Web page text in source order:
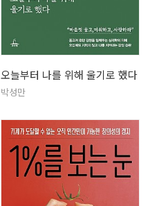
오늘부터 나를 위해 울기로 했다
박성만